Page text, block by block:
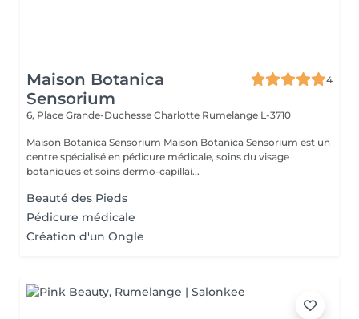
Maison Botanica
Sensorium
4
6, Place Grande-Duchesse Charlotte Rumelange L-3710
Maison Botanica Sensorium Maison Botanica Sensorium est un
centre spécialisé en pédicure médicale, soins du visage
botaniques et soins dermo-capillai...
Beauté des Pieds
Pédicure médicale
Création d'un Ongle